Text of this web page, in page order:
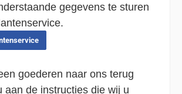
gegevens te sturen
goederen naar ons terug
aan de instructies die wij u